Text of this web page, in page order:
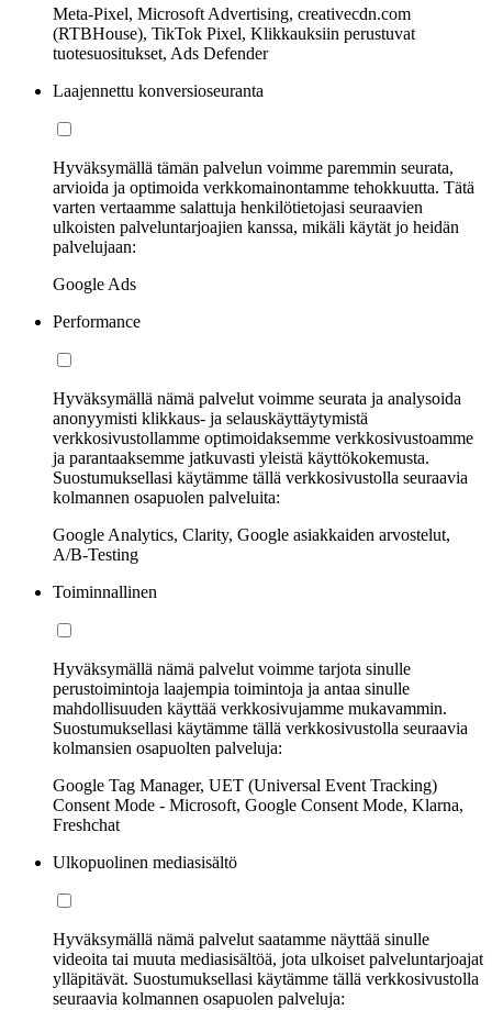
Meta-Pixel, Microsoft Advertising, creativecdn.com
(RTBHouse), TikTok Pixel, Klikkauksiin perustuvat
tuotesuositukset, Ads Defender
Laajennettu konversioseuranta
Hyväksymällä tämän palvelun voimme paremmin seurata,
arvioida ja optimoida verkkomainontamme tehokkuutta. Tätä
varten vertaamme salattuja henkilötietojasi seuraavien
ulkoisten palveluntarjoajien kanssa, mikäli käytät jo heidän
palvelujaan:
Google Ads
Performance
Hyväksymällä nämä palvelut voimme seurata ja analysoida
anonyymisti klikkaus- ja selauskäyttäytymistä
verkkosivustollamme optimoidaksemme verkkosivustoamme
ja parantaaksemme jatkuvasti yleistä käyttökokemusta.
Suostumuksellasi käytämme tällä verkkosivustolla seuraavia
kolmannen osapuolen palveluita:
Google Analytics, Clarity, Google asiakkaiden arvostelut,
A/B-Testing
Toiminnallinen
Hyväksymällä nämä palvelut voimme tarjota sinulle
perustoimintoja laajempia toimintoja ja antaa sinulle
mahdollisuuden käyttää verkkosivujamme mukavammin.
Suostumuksellasi käytämme tällä verkkosivustolla seuraavia
kolmansien osapuolten palveluja:
Google Tag Manager, UET (Universal Event Tracking)
Consent Mode - Microsoft, Google Consent Mode, Klarna,
Freshchat
Ulkopuolinen mediasisältö
Hyväksymällä nämä palvelut saatamme näyttää sinulle
videoita tai muuta mediasisältöä, jota ulkoiset palveluntarjoajat
ylläpitävät. Suostumuksellasi käytämme tällä verkkosivustolla
seuraavia kolmannen osapuolen palveluja: